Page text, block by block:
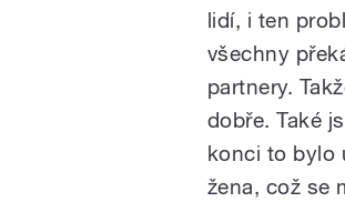
lidí, i ten
všechny
partnery.
dobře. Také
konci to bylo
žena, což se